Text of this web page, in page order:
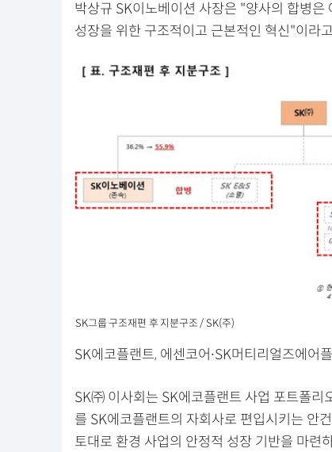
박상규 SK이노베이션 사장은 "양사의 합병
성장을 위한 구조적이고 근본적인 혁신"이라
SK그룹 구조재편 후 지분구조 / SK(주)
SK에코플랜트, 에센코어∙SK머티리얼즈에어
SK㈜ 이사회는 SK에코플랜트 사업 포트폴
를 SK에코플랜트의 자회사로 편입시키는 안
토대로 환경 사업의 안정적 성장 기반을 마련